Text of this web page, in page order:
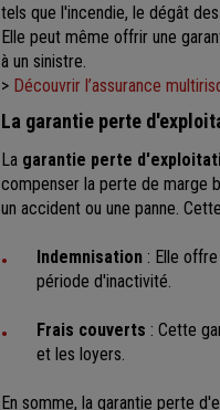
tels que l'incendie, le dégât
Elle peut même offrir une
à un sinistre.
> Découvrir l’assurance
La garantie perte
La garantie perte
compenser la perte de marge
un accident ou une panne.
Indemnisation : Elle
période d'inactivité.
Frais couverts : Cette
et les loyers.
En somme, la garantie perte